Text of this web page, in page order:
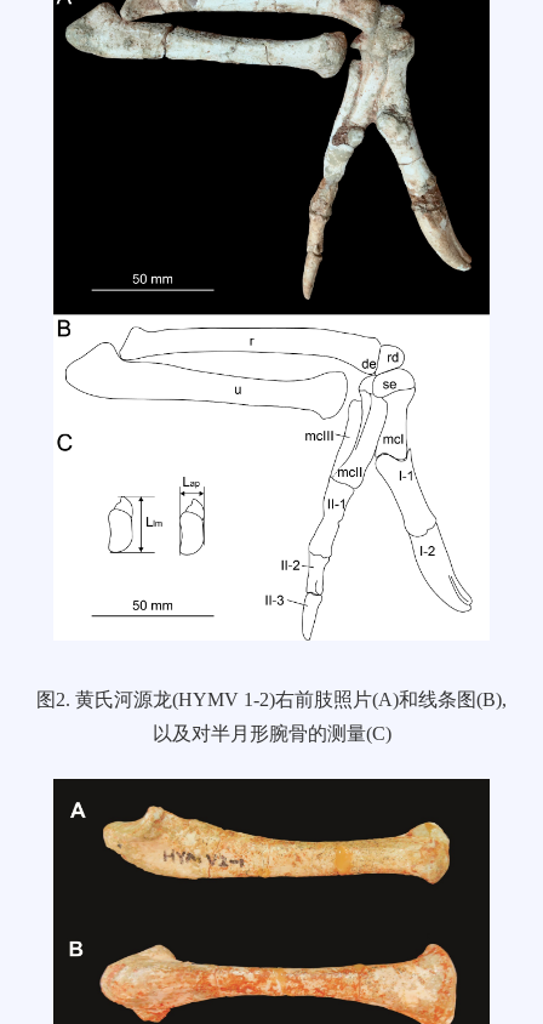
图2. 黄氏河源龙(HYMV 1-2)右前肢照片(A)和线条图(B),
以及对半月形腕骨的测量(C)